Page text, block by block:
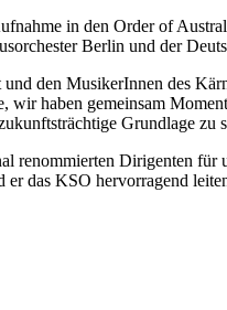
in den Order of
Berlin und der
den MusikerInnen des
haben gemeinsam
Grundlage
renommierten Dirigenten
das KSO hervorragend